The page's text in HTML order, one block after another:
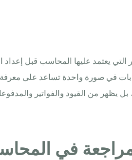
التي يعتمد عليها المحاسب قبل إعداد
يظهر من القيود والفواتير
في